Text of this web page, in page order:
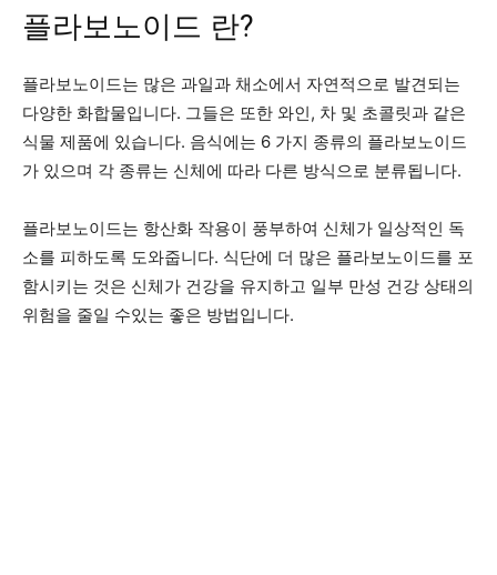
플라보노이드 란?
플라보노이드는 많은 과일과 채소에서 자연적으로 발견되는
다양한 화합물입니다. 그들은 또한 와인, 차 및 초콜릿과 같은
식물 제품에 있습니다. 음식에는 6 가지 종류의 플라보노이드
가 있으며 각 종류는 신체에 따라 다른 방식으로 분류됩니다.
플라보노이드는 항산화 작용이 풍부하여 신체가 일상적인 독
소를 피하도록 도와줍니다. 식단에 더 많은 플라보노이드를 포
함시키는 것은 신체가 건강을 유지하고 일부 만성 건강 상태의
위험을 줄일 수있는 좋은 방법입니다.